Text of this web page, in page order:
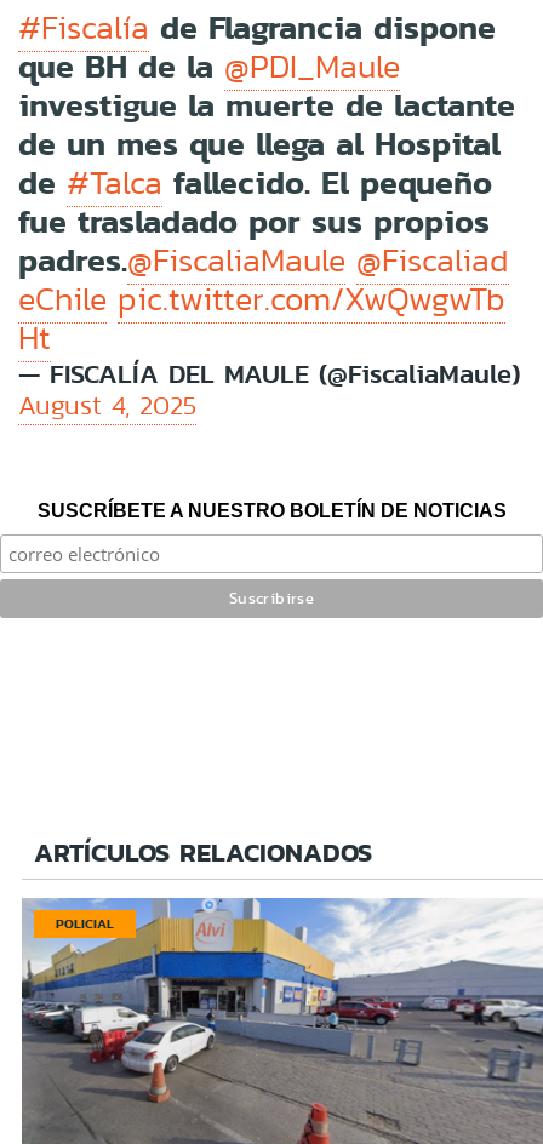
#Fiscalía de Flagrancia dispone
que BH de la @PDI_Maule
investigue la muerte de lactante
de un mes que llega al Hospital
de #Talca fallecido. El pequeño
fue trasladado por sus propios
padres.@FiscaliaMaule @Fiscaliad
eChile pic.twitter.com/XwQwgwTb
Ht
— FISCALÍA DEL MAULE (@FiscaliaMaule)
August 4, 2025
SUSCRÍBETE A NUESTRO BOLETÍN DE NOTICIAS
ARTÍCULOS RELACIONADOS
POLICIAL